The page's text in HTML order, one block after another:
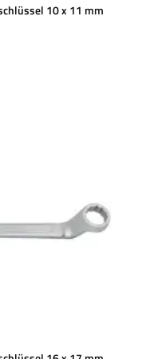
10 x 11 mm